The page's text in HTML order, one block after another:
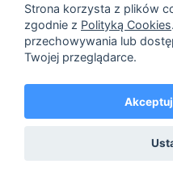
zobacz
Daria Zawiałow
Strona korzysta z plików
zgodnie z Polityką Cookies
przechowywania lub
Twojej przeglądarce.